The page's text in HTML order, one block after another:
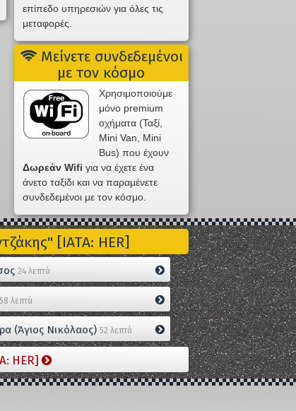
επίπεδο υπηρεσιών για όλες τις
μεταφορές.
Μείνετε συνδεδεμένοι
με τον κόσμο
Χρησιμοποιούμε
μόνο premium
οχήματα (Ταξί,
Mini Van, Mini
Bus) που έχουν
Δωρεάν Wifi για να έχετε ένα
άνετο ταξίδι και να παραμένετε
συνδεδεμένοι με τον κόσμο.
[IATA: HER]
24 λεπτά
58 λεπτά
(Άγιος Νικόλαος)52 λεπτά
HER]